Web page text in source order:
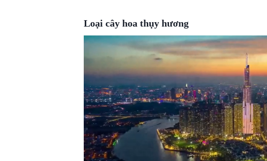
Loại cây hoa thụy hương